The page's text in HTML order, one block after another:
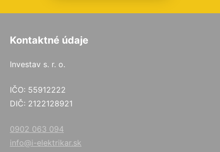
Kontaktné údaje
Investav s. r. o.
IČO: 55912222
DIČ: 2122128921
0902 063 094
info@i-elektrikar.sk